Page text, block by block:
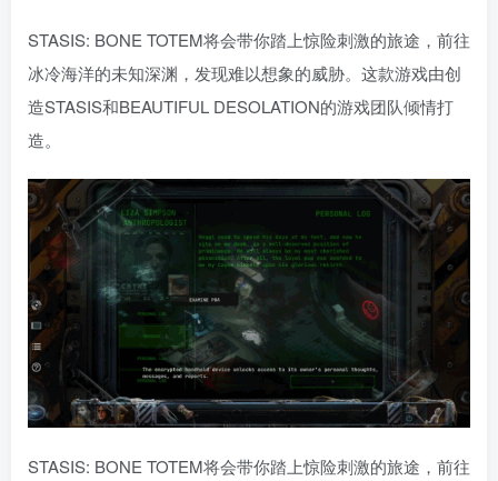
STASIS: BONE TOTEM将会带你踏上惊险刺激的旅途，前往
冰冷海洋的未知深渊，发现难以想象的威胁。这款游戏由创
造STASIS和BEAUTIFUL DESOLATION的游戏团队倾情打
造。
STASIS: BONE TOTEM将会带你踏上惊险刺激的旅途，前往